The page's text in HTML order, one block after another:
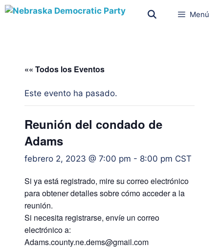
Menú
«« Todos los Eventos
Este evento ha pasado.
Reunión del condado de
Adams
febrero 2, 2023 @ 7:00 pm - 8:00 pm CST
Si ya está registrado, mire su correo electrónico
para obtener detalles sobre cómo acceder a la
reunión.
Si necesita registrarse, envíe un correo
electrónico a:
Adams.county.ne.dems@gmail.com